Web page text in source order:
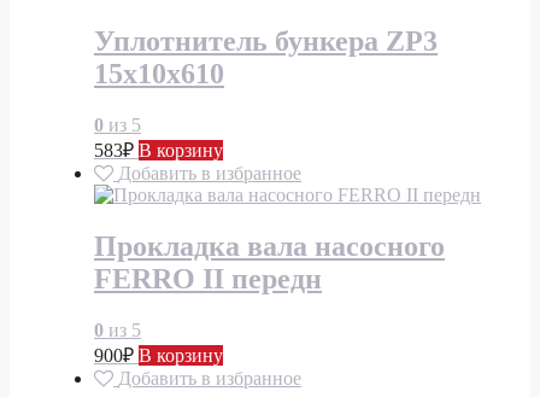
Уплотнитель бункера ZP3
15x10x610
0 из 5
583₽ В корзину
Добавить в избранное
Прокладка вала насосного
FERRO II передн
0 из 5
900₽ В корзину
Добавить в избранное